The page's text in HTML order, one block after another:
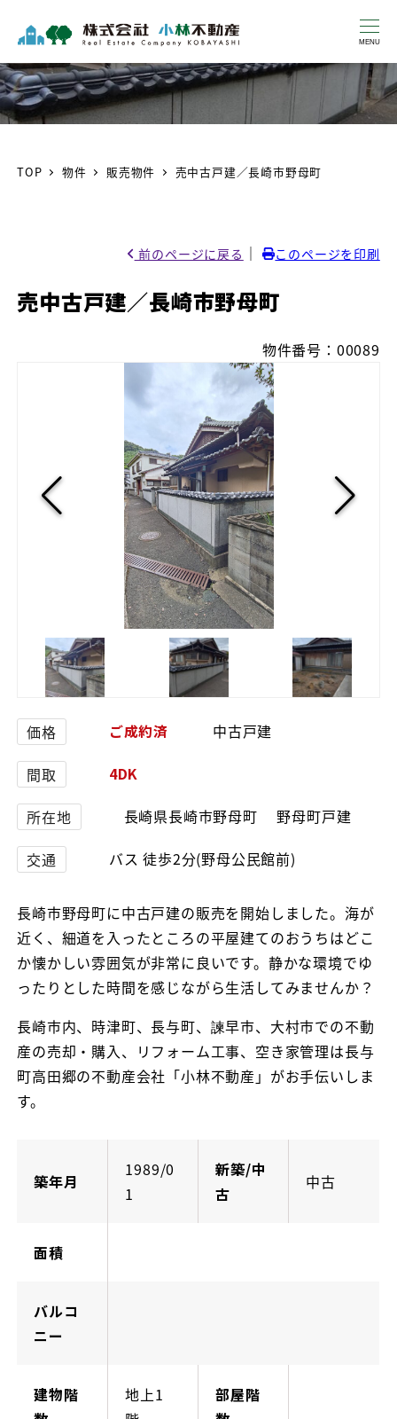
MENU
TOP 物件 販売物件 売中古戸建／長崎市野母町
前のページに戻る ｜ このページを印刷
売中古戸建／長崎市野母町
物件番号：00089
価格 ご成約済 中古戸建
間取 4DK
所在地 長崎県長崎市野母町 野母町戸建
交通 バス 徒歩2分(野母公民館前)
長崎市野母町に中古戸建の販売を開始しました。海が
近く、細道を入ったところの平屋建てのおうちはどこ
か懐かしい雰囲気が非常に良いです。静かな環境でゆ
ったりとした時間を感じながら生活してみませんか？
長崎市内、時津町、長与町、諫早市、大村市での不動
産の売却・購入、リフォーム工事、空き家管理は長与
町高田郷の不動産会社「小林不動産」がお手伝いしま
す。
築年月
1989/0
1
新築/中
古
中古
面積
バルコ
ニー
建物階
地上1
部屋階